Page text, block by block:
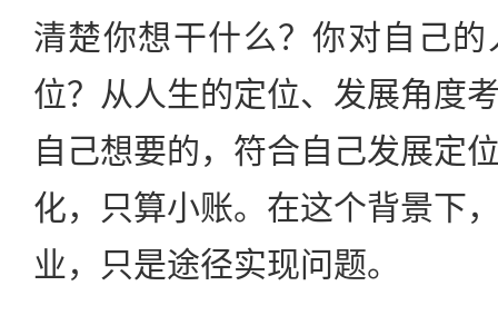
清楚你想干什么？你对自己
位？从人生的定位、发展角度
自己想要的，符合自己发展定
化，只算小账。在这个背景下
业，只是途径实现问题。